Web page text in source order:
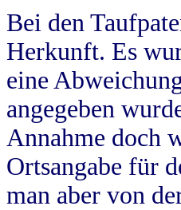
Bei den
Herkunft. Es
eine
angegeben
Annahme doch
Ortsangabe für
man aber von